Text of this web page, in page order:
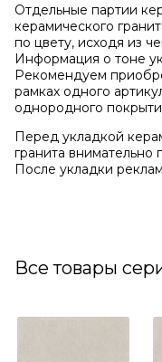
Отдельные партии
керамического
по цвету, исходя из
Информация о тоне
Рекомендуем
рамках одного
однородного
Перед укладкой
гранита
После укладки
Все товары